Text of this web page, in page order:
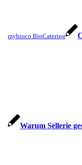
mybioco BioCatering
Warum Sellerie